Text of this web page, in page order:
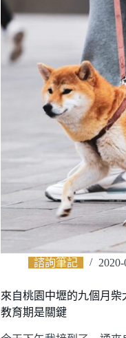
諮詢筆記
來自桃園中壢的九個月
教育期是關鍵